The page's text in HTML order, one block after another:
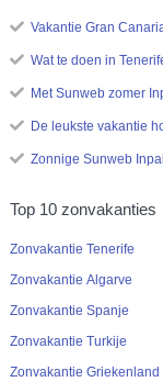
Vakantie Gran
Wat te doen in
Met Sunweb zomer
De leukste vakantie
Zonnige Sunweb
Top 10 zonvakanties
Zonvakantie Tenerife
Zonvakantie Algarve
Zonvakantie Spanje
Zonvakantie Turkije
Zonvakantie Griekenland